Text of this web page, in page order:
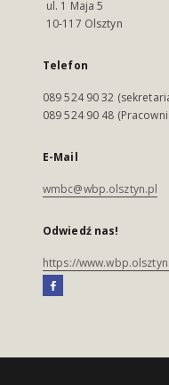
ul. 1 Maja 5
10-117 Olsztyn
Telefon
089 524 90 32
089 524 90 48
E-Mail
wmbc@wbp.olsztyn.pl
Odwiedź nas!
https://